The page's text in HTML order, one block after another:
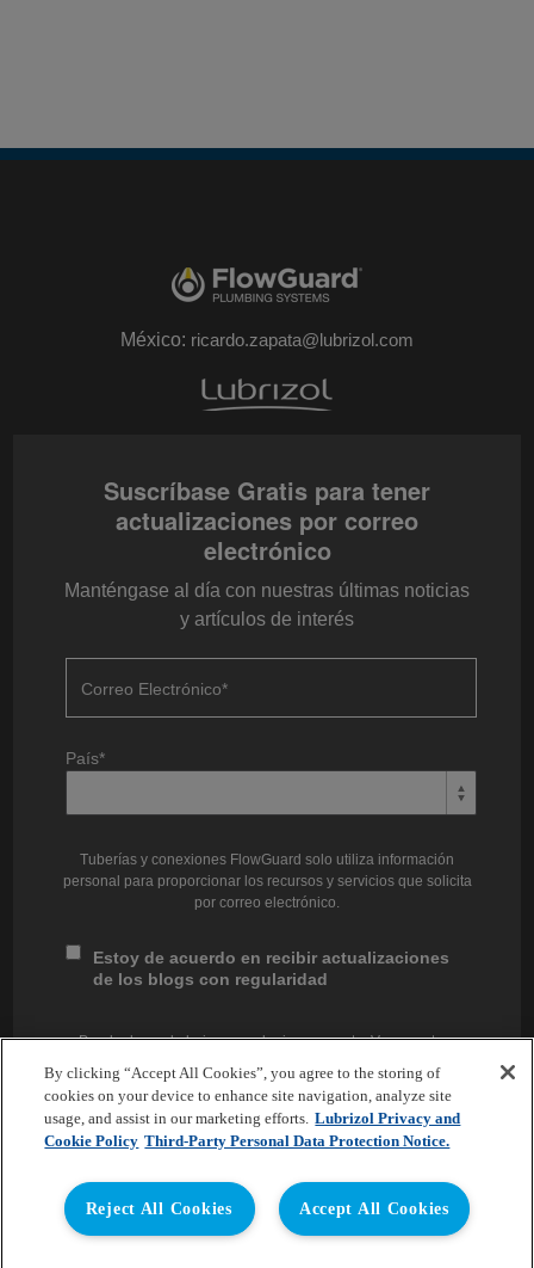
México: ricardo.zapata@lubrizol.com
Suscríbase Gratis para tener
actualizaciones por correo
electrónico
Manténgase al día con nuestras últimas noticias
y artículos de interés
Correo Electrónico*
País*
Tuberías y conexiones FlowGuard solo utiliza información
personal para proporcionar los recursos y servicios que solicita
por correo electrónico.
Estoy de acuerdo en recibir actualizaciones
de los blogs con regularidad
Puede darse de baja en cualquier momento. Vea nuestras
privacidad en nuestraPolítica de Privacidad.
By clicking “Accept All Cookies”, you agree to the storing of
cookies on your device to enhance site navigation, analyze site
usage, and assist in our marketing efforts. Lubrizol Privacy and
Cookie Policy Third-Party Personal Data Protection Notice.
Accept All Cookies
Reject All Cookies